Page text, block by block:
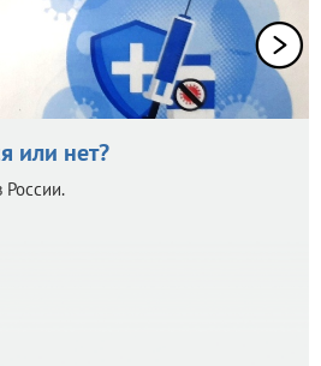
или нет?
России.